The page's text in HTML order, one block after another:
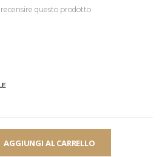
questo prodotto
AGGIUNGI AL CARRELLO